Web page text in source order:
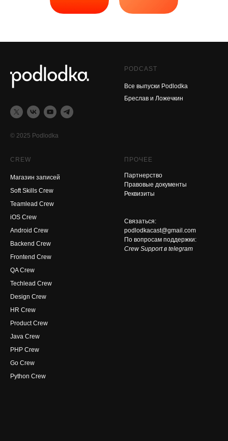
© 2025 Podlodka
PODCAST
Все выпуски Podlodka
Бреслав и Ложечкин
CREW
Магазин записей
Soft Skills Crew
Teamlead Crew
iOS Crew
Android Crew
Backend Crew
Frontend Crew
QA Crew
Techlead Crew
Design Crew
HR Crew
Product Crew
Java Crew
PHP Crew
Go Crew
Python Crew
ПРОЧЕЕ
Партнерство
Правовые документы
Реквизиты
Связаться:
podlodkacast@gmail.com
По вопросам поддержки:
Crew Support в telegram